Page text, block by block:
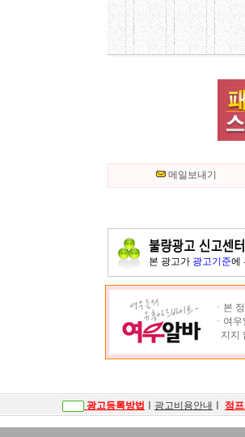
메일보내기
본 광고가 광고기준에
ㆍ본
ㆍ여
지지
광고등록방법 광고비용안내 점